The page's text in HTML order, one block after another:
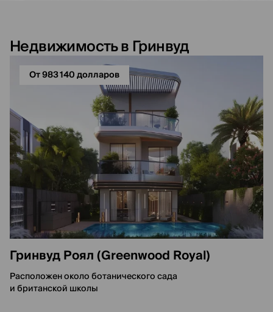
Недвижимость в Гринвуд
От 983 140 долларов
Гринвуд Роял (Greenwood Royal)
Расположен около ботанического сада
и британской школы